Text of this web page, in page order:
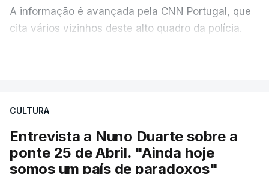
A informação é avançada pela CNN Portugal, que
cita vários vizinhos deste alto quadro da polícia.
apreendido numa operação de droga.
CULTURA
Entrevista a Nuno Duarte sobre a
ponte 25 de Abril. "Ainda hoje
somos um país de paradoxos"